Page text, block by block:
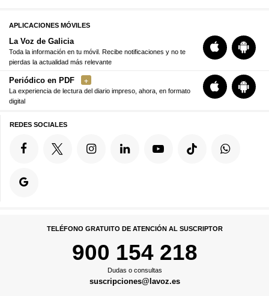
APLICACIONES MÓVILES
La Voz de Galicia
Toda la información en tu móvil. Recibe notificaciones y no te
pierdas la actualidad más relevante
Periódico en PDF
La experiencia de lectura del diario impreso, ahora, en formato
digital
REDES SOCIALES
TELÉFONO GRATUITO DE ATENCIÓN AL SUSCRIPTOR
900 154 218
Dudas o consultas
suscripciones@lavoz.es